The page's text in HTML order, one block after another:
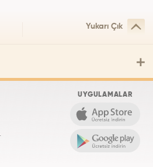
Yukarı Çık
UYGULAMALAR